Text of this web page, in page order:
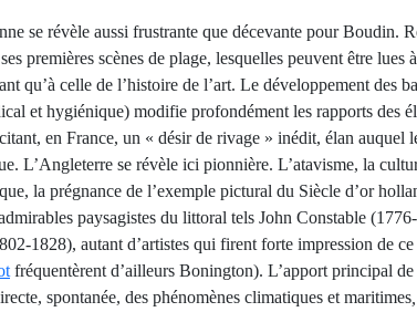
se révèle aussi frustrante que décevante pour Boudin.
premières scènes de plage, lesquelles peuvent être
qu’à celle de l’histoire de l’art. Le développement des
et hygiénique) modifie profondément les rapports des
en France, un « désir de rivage » inédit, élan auquel
L’Angleterre se révèle ici pionnière. L’atavisme, la
la prégnance de l’exemple pictural du Siècle d’or
paysagistes du littoral tels John Constable
1828), autant d’artistes qui firent forte impression de
fréquentèrent d’ailleurs Bonington). L’apport principal de
spontanée, des phénomènes climatiques et maritimes